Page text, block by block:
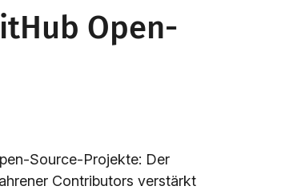
Open-
Source-Projekte: Der
Contributors verstärkt